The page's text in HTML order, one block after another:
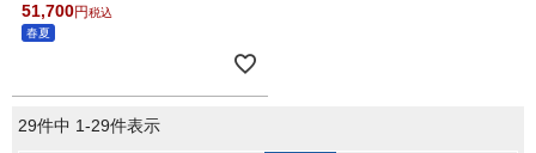
51,700
税込
春夏
29件中 1-29件表示